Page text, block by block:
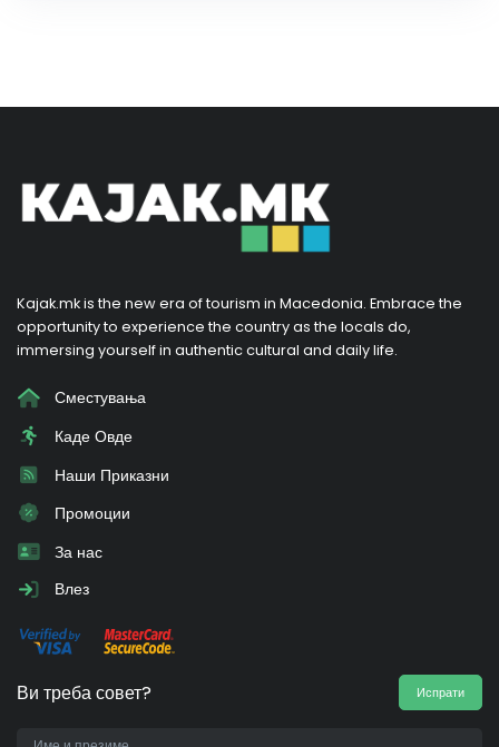
Kajak.mk is the new era of tourism in Macedonia. Embrace the
opportunity to experience the country as the locals do,
immersing yourself in authentic cultural and daily life.
Сместувања
Каде Овде
Наши Приказни
Промоции
За нас
Влез
Ви треба совет? Испрати